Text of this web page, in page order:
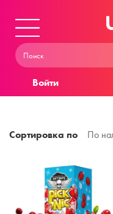
Войти
Сортировка по По